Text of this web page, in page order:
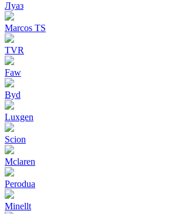
Луаз
Marcos TS
TVR
Faw
Byd
Luxgen
Scion
Mclaren
Perodua
Minellt